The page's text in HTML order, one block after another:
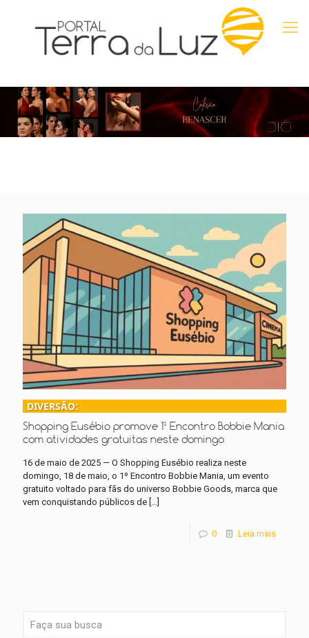
DIVERSÃO:
Shopping Eusébio promove 1º Encontro Bobbie Mania
com atividades gratuitas neste domingo
16 de maio de 2025 — O Shopping Eusébio realiza neste
domingo, 18 de maio, o 1º Encontro Bobbie Mania, um evento
gratuito voltado para fãs do universo Bobbie Goods, marca que
vem conquistando públicos de […]
0 Leia mais